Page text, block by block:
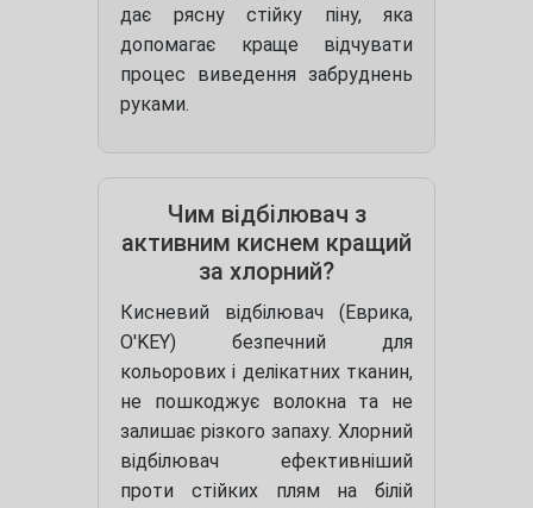
дає рясну стійку піну, яка
допомагає краще відчувати
процес виведення забруднень
руками.
Чим відбілювач з
активним киснем кращий
за хлорний?
Кисневий відбілювач (Еврика,
O'KEY) безпечний для
кольорових і делікатних тканин,
не пошкоджує волокна та не
залишає різкого запаху. Хлорний
відбілювач ефективніший
проти стійких плям на білій